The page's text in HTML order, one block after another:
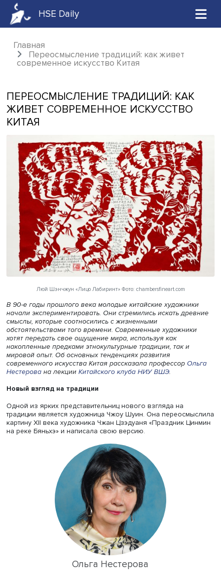
HSE Daily
Главная
Переосмысление традиций: как живет
ПЕРЕОСМЫСЛЕНИЕ ТРАДИЦИЙ:
ЖИВЕТ СОВРЕМЕННОЕ
КИТАЯ
Люй Шэнчжун «Лицо Лабиринт» Фото: chambersfineart.com
В 90-е годы прошлого века молодые китайские
начали экспериментировать. Они стремились искать
смыслы, которые соотносились с жизненными
хотят передать свое ощущение мира, используя как
мировой опыт. Об основных тенденциях развития
современного искусства Китая рассказала профессор
Нестерована лекцииКитайского клуба НИУ ВШЭ.
Новый взгляд на традиции
Одной из ярких представительниц нового взгляда на
традиции является художница Чжоу Шуин. Она
картину XII века художника Чжан Цзэдуаня «Праздник
на реке Бяньхэ» и написала свою версию.